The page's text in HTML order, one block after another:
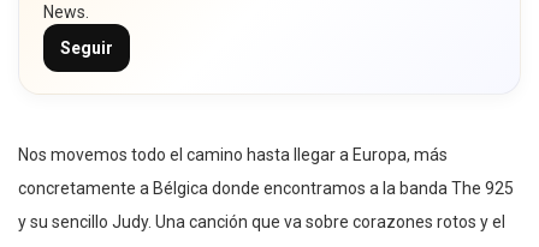
News.
Seguir
Nos movemos todo el camino hasta llegar a Europa, más
concretamente a Bélgica donde encontramos a la banda The 925
y su sencillo Judy. Una canción que va sobre corazones rotos y el